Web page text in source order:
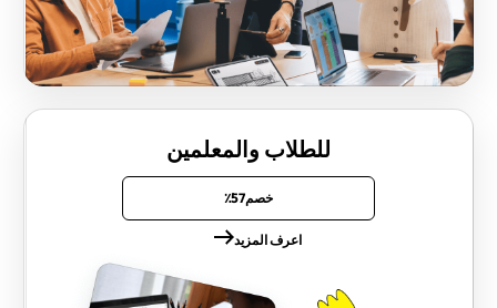
للطلاب والمعلمين
خصم57٪
اعرف المزيد